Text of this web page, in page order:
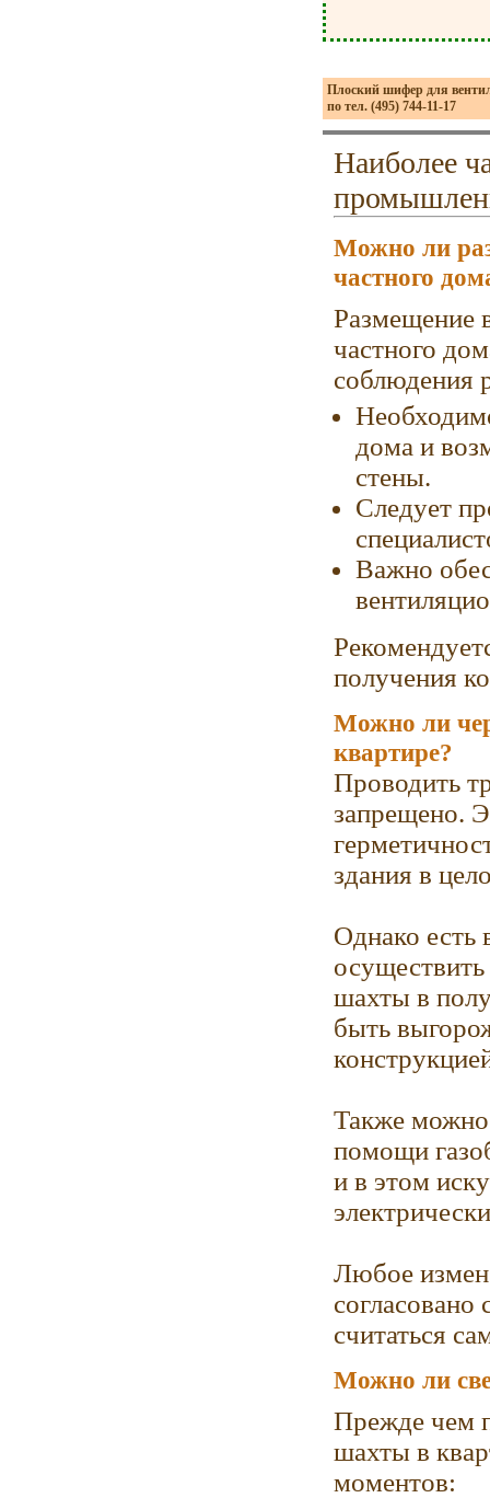
Плоский шифер для
по тел. (495) 744-11-17
Наиболее
Можно ли
частного
Размещение
частного
соблюдения
дома и
стены.
Следует
Важно
получения
Можно ли
квартире?
Проводить
запрещено.
здания в
Однако есть
шахты в
быть
Также можно
помощи
и в этом
Любое
считаться
Можно ли
Прежде чем
шахты в
моментов: